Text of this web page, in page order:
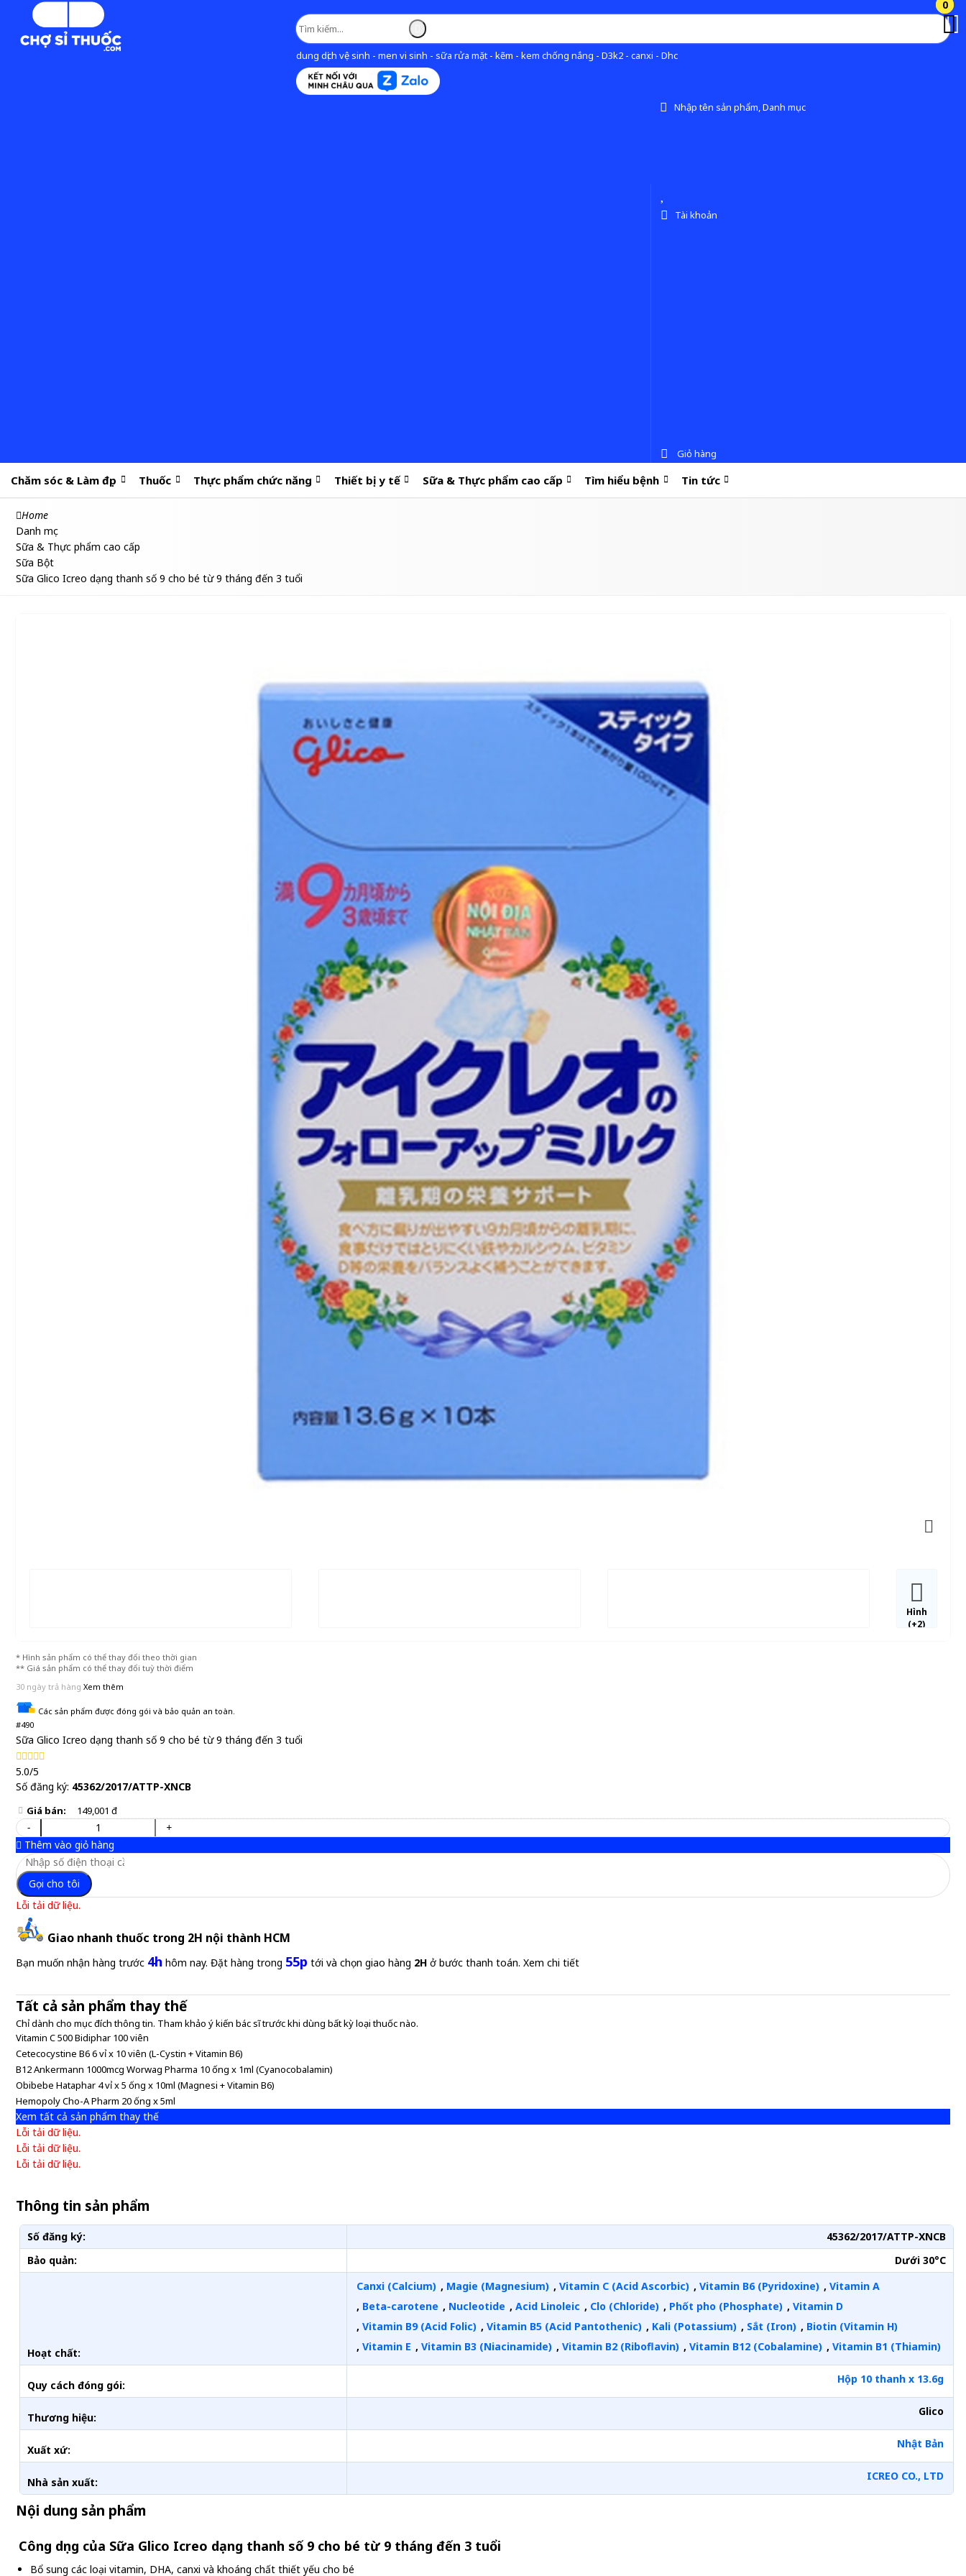
dung dịch vệ sinh - men vi sinh - sữa rửa mặt - kẽm - kem chống nắng - D3k2 - canxi - Dhc
Nhập tên sản phẩm, Danh mục
0
Tài khoản
0
Giỏ hàng
Chăm sóc & Làm đẹp Thuốc Thực phẩm chức năng Thiết bị y tế Sữa & Thực phẩm cao cấp Tìm hiểu bệnh Tin tức
Home
Danh mục
Sữa & Thực phẩm cao cấp
Sữa Bột
Sữa Glico Icreo dạng thanh số 9 cho bé từ 9 tháng đến 3 tuổi
Hình
(+2)
* Hình sản phẩm có thể thay đổi theo thời gian
** Giá sản phẩm có thể thay đổi tuỳ thời điểm
30 ngày trả hàng Xem thêm
Các sản phẩm được đóng gói và bảo quản an toàn.
#490
Sữa Glico Icreo dạng thanh số 9 cho bé từ 9 tháng đến 3 tuổi
5.0/5
Số đăng ký: 45362/2017/ATTP-XNCB
Giá bán: 149,001 đ
-
+
Thêm vào giỏ hàng
Gọi cho tôi
Lỗi tải dữ liệu.
Giao nhanh thuốc trong 2H nội thành HCM
Bạn muốn nhận hàng trước 4h hôm nay. Đặt hàng trong 55p tới và chọn giao hàng 2H ở bước thanh toán. Xem chi tiết
Tất cả sản phẩm thay thế
Chỉ dành cho mục đích thông tin. Tham khảo ý kiến bác sĩ trước khi dùng bất kỳ loại thuốc nào.
Vitamin C 500 Bidiphar 100 viên
Cetecocystine B6 6 vỉ x 10 viên (L-Cystin + Vitamin B6)
B12 Ankermann 1000mcg Worwag Pharma 10 ống x 1ml (Cyanocobalamin)
Obibebe Hataphar 4 vỉ x 5 ống x 10ml (Magnesi + Vitamin B6)
Hemopoly Cho-A Pharm 20 ống x 5ml
Xem tất cả sản phẩm thay thế
Lỗi tải dữ liệu.
Lỗi tải dữ liệu.
Lỗi tải dữ liệu.
Thông tin sản phẩm
Số đăng ký:
45362/2017/ATTP-XNCB
Bảo quản:
Dưới 30°C
Hoạt chất:
Canxi (Calcium) , Magie (Magnesium) , Vitamin C (Acid Ascorbic) , Vitamin B6 (Pyridoxine) , Vitamin A
, Beta-carotene , Nucleotide , Acid Linoleic , Clo (Chloride) , Phốt pho (Phosphate) , Vitamin D
, Vitamin B9 (Acid Folic) , Vitamin B5 (Acid Pantothenic) , Kali (Potassium) , Sắt (Iron) , Biotin (Vitamin H)
, Vitamin E , Vitamin B3 (Niacinamide) , Vitamin B2 (Riboflavin) , Vitamin B12 (Cobalamine) , Vitamin B1 (Thiamin)
Quy cách đóng gói: Hộp 10 thanh x 13.6g
Thương hiệu: Glico
Xuất xứ: Nhật Bản
Nhà sản xuất: ICREO CO., LTD
Nội dung sản phẩm
Công dụng của Sữa Glico Icreo dạng thanh số 9 cho bé từ 9 tháng đến 3 tuổi
Bổ sung các loại vitamin, DHA, canxi và khoáng chất thiết yếu cho bé